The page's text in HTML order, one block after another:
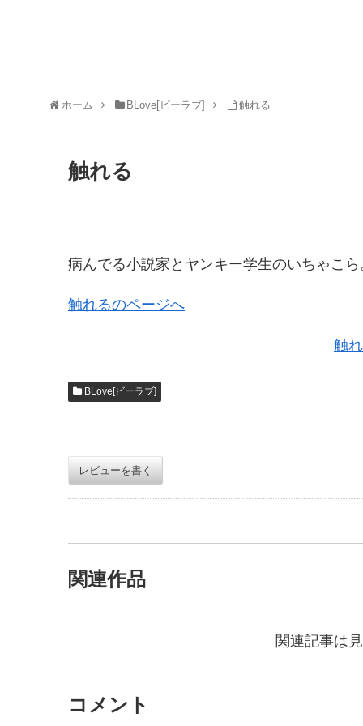
ホーム BLove[ビーラブ] 触れる
触れる
病んでる小説家とヤンキー学生のいちゃこら
触れるのページへ
触
BLove[ビーラブ]
レビューを書く
関連作品
関連記事は
コメント